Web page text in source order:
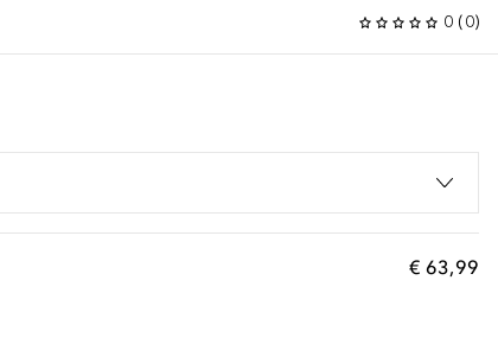
0 (0)
€ 63,99